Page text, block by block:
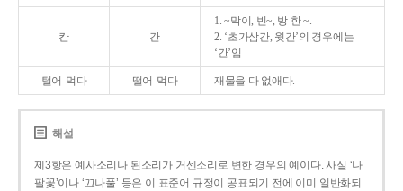
칸 간
1. ~막이, 빈~, 방 한 ~.
2. ‘초가삼간, 윗간’의 경우에는
‘간’임.
털어-먹다 떨어-먹다 재물을 다 없애다.
해설
제3항은 예사소리나 된소리가 거센소리로 변한 경우의 예이다. 사실 ‘나
팔꽃’이나 ‘끄나풀’ 등은 이 표준어 규정이 공표되기 전에 이미 일반화되